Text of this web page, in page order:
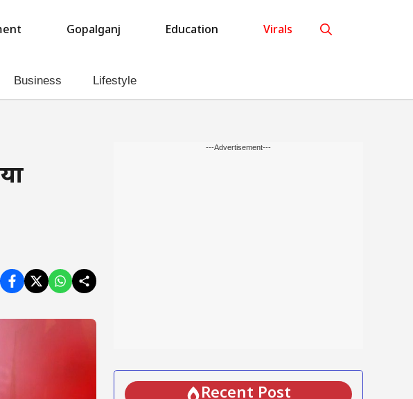
Gopalganj Education Virals
Business Lifestyle
---Advertisement---
Recent Post